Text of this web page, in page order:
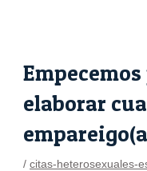
elaborar
/citas-heterosexuales-